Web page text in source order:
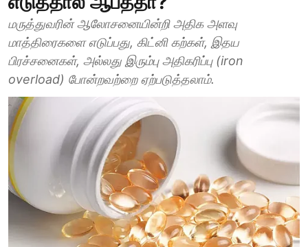
மருத்துவரின் ஆலோசனையின்றி அதிக அளவு
மாத்திரைகளை எடுப்பது, கிட்னி கற்கள், இதய
பிரச்சனைகள், அல்லது இரும்பு அதிகரிப்பு (iron
overload) போன்றவற்றை ஏற்படுத்தலாம்.